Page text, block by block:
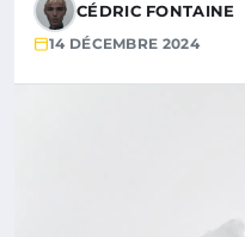
CÉDRIC FONTAINE
14 DÉCEMBRE 2024